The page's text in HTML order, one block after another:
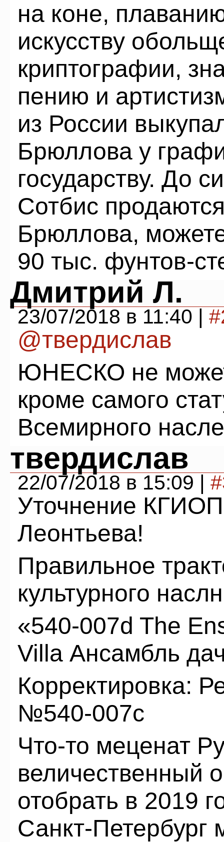
на коне,
искусству
криптографии,
пению и
из России
Брюллова у
государству. До
Сотбис
Брюллова,
90 тыс. фунтов-
Дмитрий Л.
23/07/2018 в 11:40 |
@твердислав
ЮНЕСКО не может
кроме самого
Всемирного
твердислав
22/07/2018 в 15:09 |
Уточнение КГИОП
Леонтьева!
Правильное
культурного
«540-007d The
Villa Ансамбль
Корректировка:
№540-007с
Что-то меценат
величественный
отобрать в 2019
Санкт-